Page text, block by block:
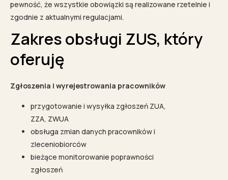
pewność, że wszystkie obowiązki są realizowane rzetelnie i
zgodnie z aktualnymi regulacjami.
Zakres obsługi ZUS, który
oferuję
Zgłoszenia i wyrejestrowania pracowników
przygotowanie i wysyłka zgłoszeń ZUA,
ZZA, ZWUA
obsługa zmian danych pracowników i
zleceniobiorców
bieżące monitorowanie poprawności
zgłoszeń